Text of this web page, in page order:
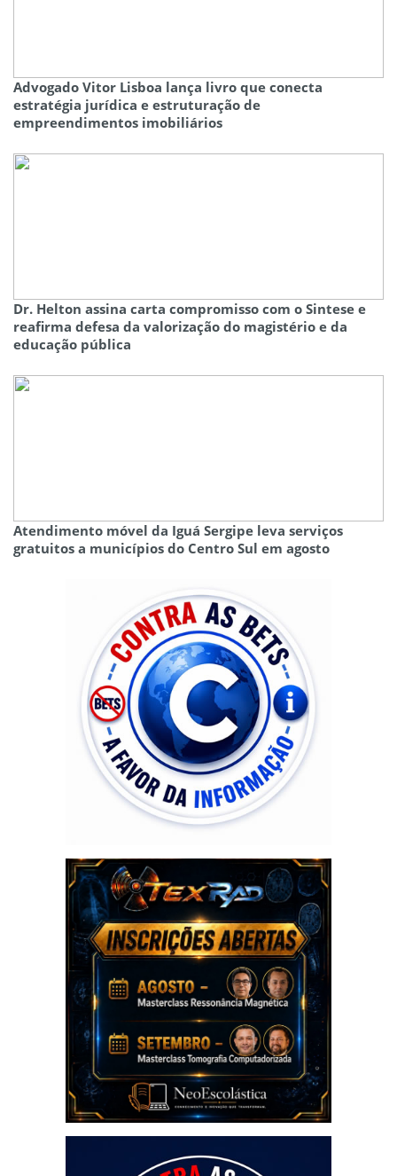
Advogado Vitor Lisboa lança livro que conecta
estratégia jurídica e estruturação de
empreendimentos imobiliários
Dr. Helton assina carta compromisso com o Sintese e
reafirma defesa da valorização do magistério e da
educação pública
Atendimento móvel da Iguá Sergipe leva serviços
gratuitos a municípios do Centro Sul em agosto